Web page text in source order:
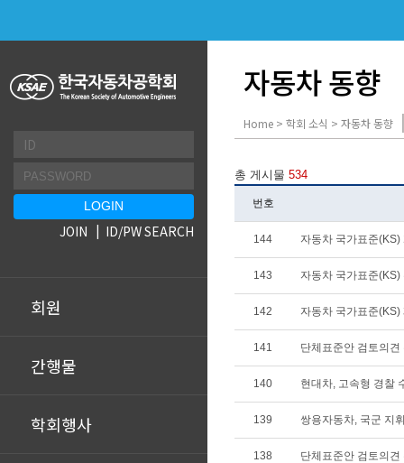
회원
간행물
학회행사
JOIN ID/PW SEARCH
자동차 동향
Home > 학회 소식 > 자동차 동향
총 게시물 534
번호
144 자동차 국가표준
143 자동차 국가표준
142 자동차 국가표준
141 단체표준안 검토의견
140 현대차, 고속형 경찰
139 쌍용자동차, 국군 지
138 단체표준안 검토의견